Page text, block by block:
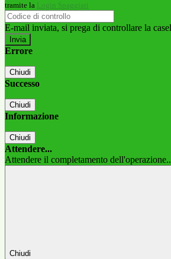
tramite la Login Spaggiari
E-mail inviata, si prega di controllare la
Errore
Chiudi
Successo
Chiudi
Informazione
Chiudi
Attendere...
Attendere il completamento
Chiudi